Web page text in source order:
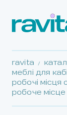
ravita
меблі для
робочі місця
робоче